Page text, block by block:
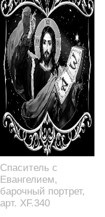
Спаситель с
Евангелием,
барочный портрет,
арт. XF.340